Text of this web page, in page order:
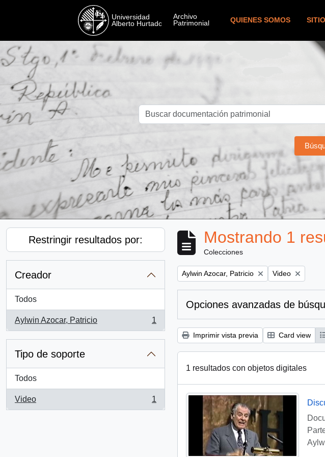
QUIENES SOMOS
Restringir resultados por:
Creador
Todos
Aylwin Azocar, Patricio
, 1 resultados
1
Tipo de soporte
Todos
Video
, 1 resultados
1
Mostrando 1
Colecciones
Remove filter:
Aylwin Azocar, Patricio Remove filter:
Video
Opciones avanzadas de
Imprimir vista previa Card view
1 resultados con objetos digitales